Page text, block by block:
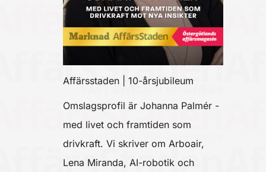
Affärsstaden | 10-årsjubileum
Omslagsprofil är Johanna Palmér -
med livet och framtiden som
drivkraft. Vi skriver om Arboair,
Lena Miranda, AI-robotik och